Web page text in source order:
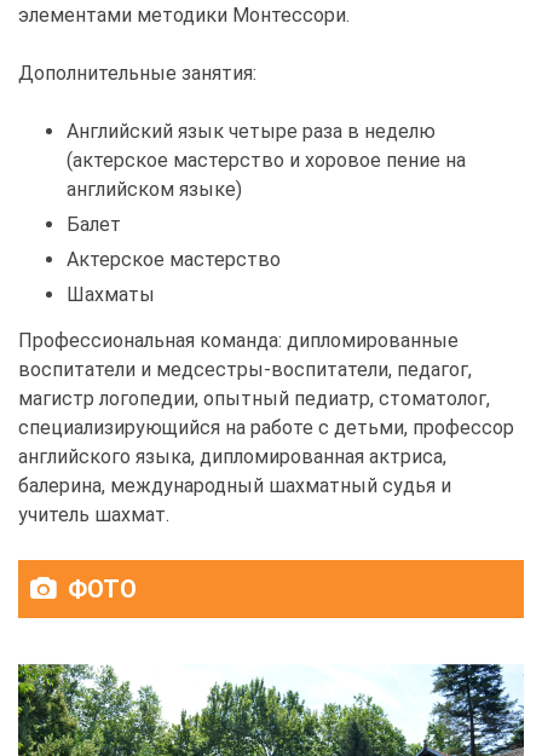
элементами методики Монтессори.
Дополнительные занятия:
Английский язык четыре раза в неделю
(актерское мастерство и хоровое пение на
английском языке)
Балет
Актерское мастерство
Шахматы
Профессиональная команда: дипломированные
воспитатели и медсестры-воспитатели, педагог,
магистр логопедии, опытный педиатр, стоматолог,
специализирующийся на работе с детьми, профессор
английского языка, дипломированная актриса,
балерина, международный шахматный судья и
учитель шахмат.
ФОТО